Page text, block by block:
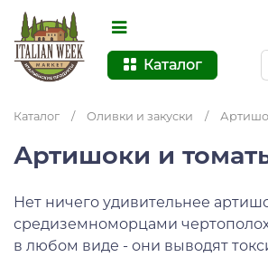
Каталог
Каталог / Оливки и закуски /
Артишоки и
Нет ничего удивительнее
средиземноморцами
в любом виде - они выводят